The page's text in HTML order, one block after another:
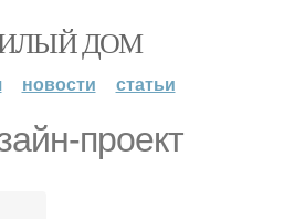
ДОМ
новости статьи
проект